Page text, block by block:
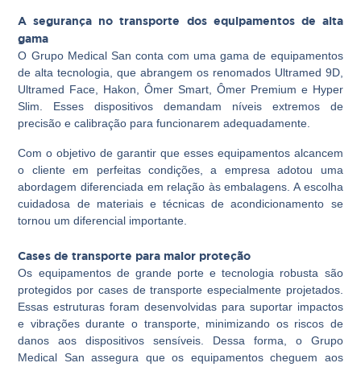
A segurança no transporte dos equipamentos de alta
gama
O Grupo Medical San conta com uma gama de equipamentos
de alta tecnologia, que abrangem os renomados Ultramed 9D,
Ultramed Face, Hakon, Ômer Smart, Ômer Premium e Hyper
Slim. Esses dispositivos demandam níveis extremos de
precisão e calibração para funcionarem adequadamente.
Com o objetivo de garantir que esses equipamentos alcancem
o cliente em perfeitas condições, a empresa adotou uma
abordagem diferenciada em relação às embalagens. A escolha
cuidadosa de materiais e técnicas de acondicionamento se
tornou um diferencial importante.
Cases de transporte para maior proteção
Os equipamentos de grande porte e tecnologia robusta são
protegidos por cases de transporte especialmente projetados.
Essas estruturas foram desenvolvidas para suportar impactos
e vibrações durante o transporte, minimizando os riscos de
danos aos dispositivos sensíveis. Dessa forma, o Grupo
Medical San assegura que os equipamentos cheguem aos